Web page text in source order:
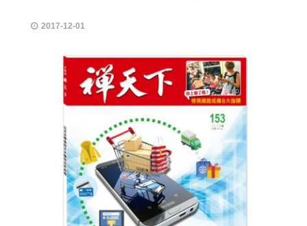
2017-12-01